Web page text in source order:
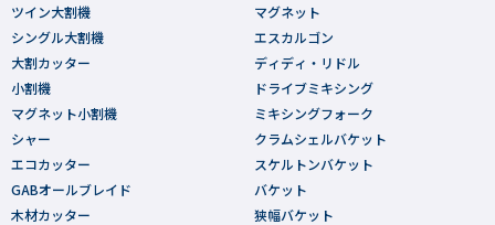
ツイン大割機
シングル大割機
大割カッター
小割機
マグネット小割機
シャー
エコカッター
GABオールブレイド
木材カッター
マグネット
エスカルゴン
ディディ・リドル
ドライブミキシング
ミキシングフォーク
クラムシェルバケット
スケルトンバケット
バケット
狭幅バケット